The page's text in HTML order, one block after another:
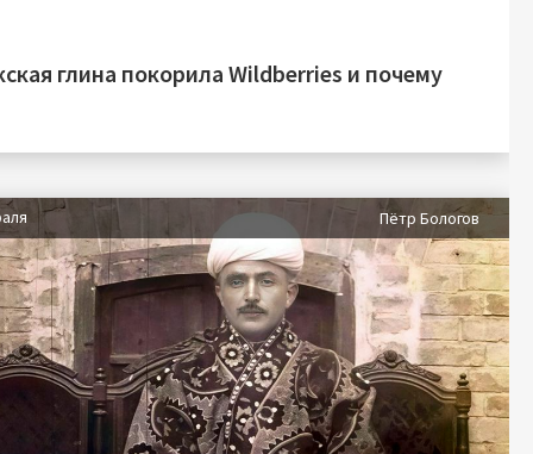
глина покорила Wildberries и почему
Пётр Бологов